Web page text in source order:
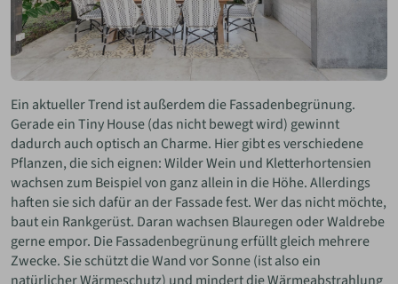
Ein aktueller Trend ist außerdem die Fassadenbegrünung.
Gerade ein Tiny House (das nicht bewegt wird) gewinnt
dadurch auch optisch an Charme. Hier gibt es verschiedene
Pflanzen, die sich eignen: Wilder Wein und Kletterhortensien
wachsen zum Beispiel von ganz allein in die Höhe. Allerdings
haften sie sich dafür an der Fassade fest. Wer das nicht möchte,
baut ein Rankgerüst. Daran wachsen Blauregen oder Waldrebe
gerne empor. Die Fassadenbegrünung erfüllt gleich mehrere
Zwecke. Sie schützt die Wand vor Sonne (ist also ein